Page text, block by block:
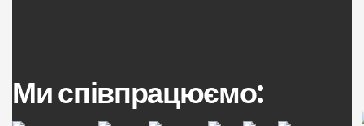
Ми співпрацюємо: